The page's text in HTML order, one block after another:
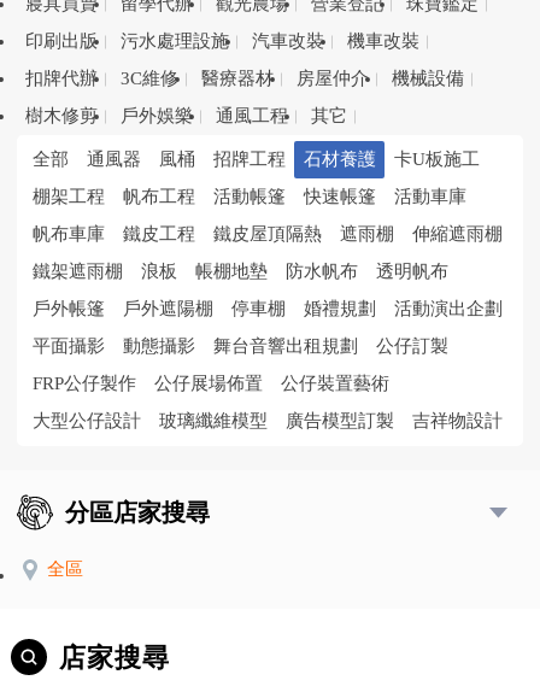
印刷出版
污水處理設施 汽車改裝
機車改裝
扣牌代辦
3C維修 醫療器材 房屋仲介
機械設備
樹木修剪
戶外娛樂 通風工程 其它
全部 通風器 風桶 招牌工程 石材養護
卡U板施工
棚架工程
帆布工程 活動帳篷 快速帳篷
活動車庫
帆布車庫
鐵皮工程 鐵皮屋頂隔熱 遮雨棚
伸縮遮雨棚
鐵架遮雨棚
浪板 帳棚地墊 防水帆布
透明帆布
戶外帳篷
戶外遮陽棚 停車棚 婚禮規劃
活動演出企劃
平面攝影
動態攝影 舞台音響出租規劃
公仔訂製
FRP公仔製作
公仔展場佈置
公仔裝置藝術
大型公仔設計
玻璃纖維模型 廣告模型訂製 吉祥物設計
分區店家搜尋
全區
店家搜尋